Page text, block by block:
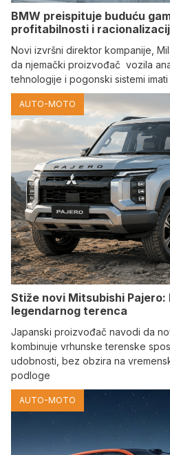
BMW preispituje buduću
profitabilnosti i
Novi izvršni direktor kompanije,
da njemački proizvođač vozila
tehnologije i pogonski sistemi
AUTO-MOTO
Stiže novi Mitsubishi Pajero:
legendarnog terenca
Japanski proizvođač navodi da
kombinuje vrhunske terenske
udobnosti, bez obzira na
podloge
AUTO-MOTO